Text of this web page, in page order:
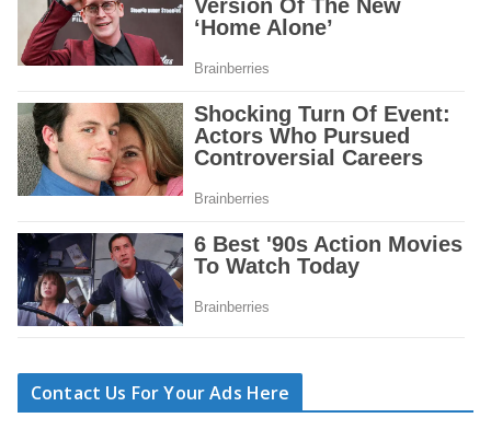
Contact Us For Your Ads Here